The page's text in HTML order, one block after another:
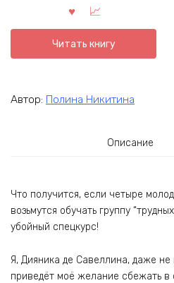
Читать книгу
Автор: Полина Никитина
Описание
Что получится, если четыре
возьмутся обучать группу
убойный спецкурс!
Я, Дияника де Савеллина, даже не
приведёт моё желание сбежать в